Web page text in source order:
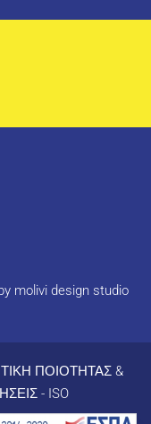
molivi design studio
ΠΟΙΟΤΗΤΑΣ &
- ISO